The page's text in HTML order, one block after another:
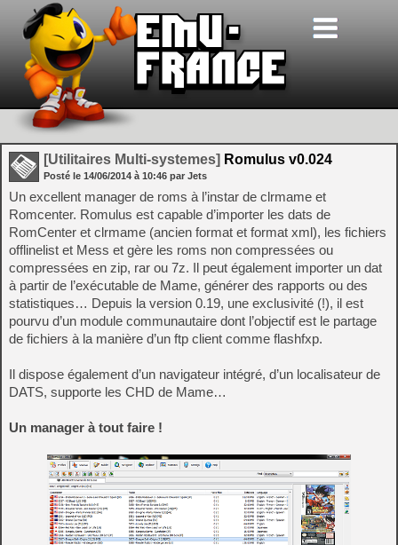
[Utilitaires Multi-systemes] Romulus v0.024
Posté le 14/06/2014 à 10:46 par Jets
Un excellent manager de roms à l’instar de clrmame et
Romcenter. Romulus est capable d’importer les dats de
RomCenter et clrmame (ancien format et format xml), les fichiers
offlinelist et Mess et gère les roms non compressées ou
compressées en zip, rar ou 7z. Il peut également importer un dat
à partir de l’exécutable de Mame, générer des rapports ou des
statistiques… Depuis la version 0.19, une exclusivité (!), il est
pourvu d’un module communautaire dont l’objectif est le partage
de fichiers à la manière d’un ftp client comme flashfxp.
Il dispose également d’un navigateur intégré, d’un localisateur de
DATS, supporte les CHD de Mame…
Un manager à tout faire !